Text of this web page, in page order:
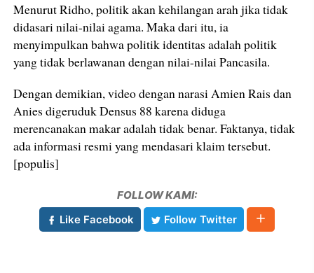
Menurut Ridho, politik akan kehilangan arah jika tidak
didasari nilai-nilai agama. Maka dari itu, ia
menyimpulkan bahwa politik identitas adalah politik
yang tidak berlawanan dengan nilai-nilai Pancasila.
Dengan demikian, video dengan narasi Amien Rais dan
Anies digeruduk Densus 88 karena diduga
merencanakan makar adalah tidak benar. Faktanya, tidak
ada informasi resmi yang mendasari klaim tersebut.
[populis]
FOLLOW KAMI:
Like Facebook
Follow Twitter